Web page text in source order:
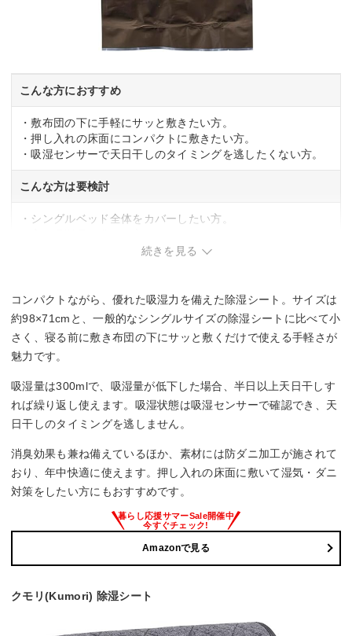
こんな方におすすめ
・敷布団の下に手軽にサッと敷きたい方。
・押し入れの床面にコンパクトに敷きたい方。
・吸湿センサーで天日干しのタイミングを逃したくない方。
こんな方は要検討
・シングルベッド全体をカバーしたい方。
続きを見る
コンパクトながら、優れた吸湿力を備えた除湿シート。サイズは
約98×71cmと、一般的なシングルサイズの除湿シートに比べて小
さく、寝る前に敷き布団の下にサッと敷くだけで使える手軽さが
魅力です。
吸湿量は300mlで、吸湿量が低下した場合、半日以上天日干しす
れば繰り返し使えます。吸湿状態は吸湿センサーで確認でき、天
日干しのタイミングを逃しません。
消臭効果も兼ね備えているほか、素材には防ダニ加工が施されて
おり、年中快適に使えます。押し入れの床面に敷いて湿気・ダニ
対策をしたい方にもおすすめです。
Amazonで見る
クモリ(Kumori) 除湿シート